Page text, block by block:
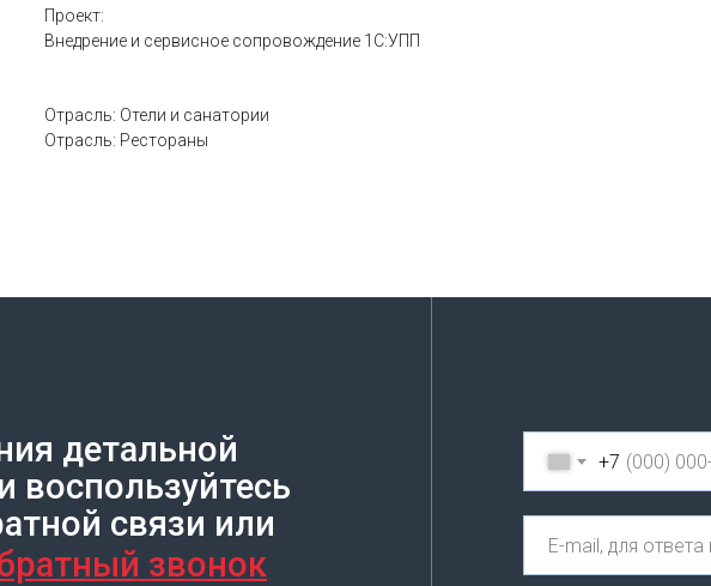
Проект:
Внедрение и сервисное сопровождение 1C:УПП
Отрасль: Отели и санатории
Отрасль: Рестораны
сайта на Тильде Leto.Website
детальной
воспользуйтесь
связи или
звонок
+7